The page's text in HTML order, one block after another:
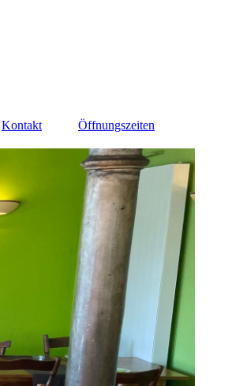
Kontakt Öffnungszeiten